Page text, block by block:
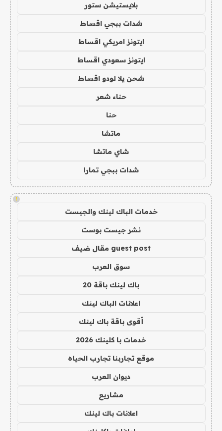
بلايستيشن ستور
شدات ببجي اقساط
ايتونز امريكي اقساط
ايتونز سعودي اقساط
شحن يلا لودو اقساط
حناء شعر
حنا
ماتشا
شاي ماتشا
شدات ببجي تمارا
!
خدمات الباك لينك والجيست
نشر جيست بوست
guest post مقال ضيف
سوق العرب
باك لينك باقة 20
اعلانات الباك لينك
أقوى باقة باك لينك
خدمات با كلينك 2026
موقع تجاربنا تجارب الحياه
ديوان العرب
مشاريع
اعلانات باك لينك